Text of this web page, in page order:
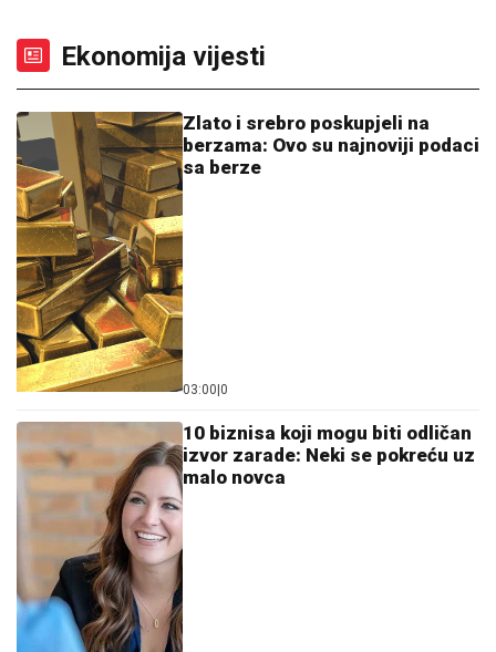
Ekonomija vijesti
Zlato i srebro poskupjeli na
berzama: Ovo su najnoviji podaci
sa berze
03:00|0
10 biznisa koji mogu biti odličan
izvor zarade: Neki se pokreću uz
malo novca